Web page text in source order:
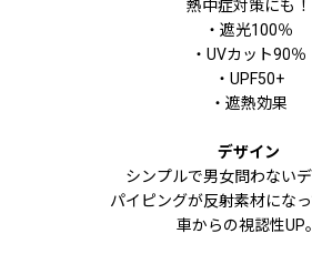
熱中症対策にも！
・遮光100％
・UVカット90％
・UPF50+
・遮熱効果
デザイン
シンプルで男女問わないデ
パイピングが反射素材にな
車からの視認性UP。